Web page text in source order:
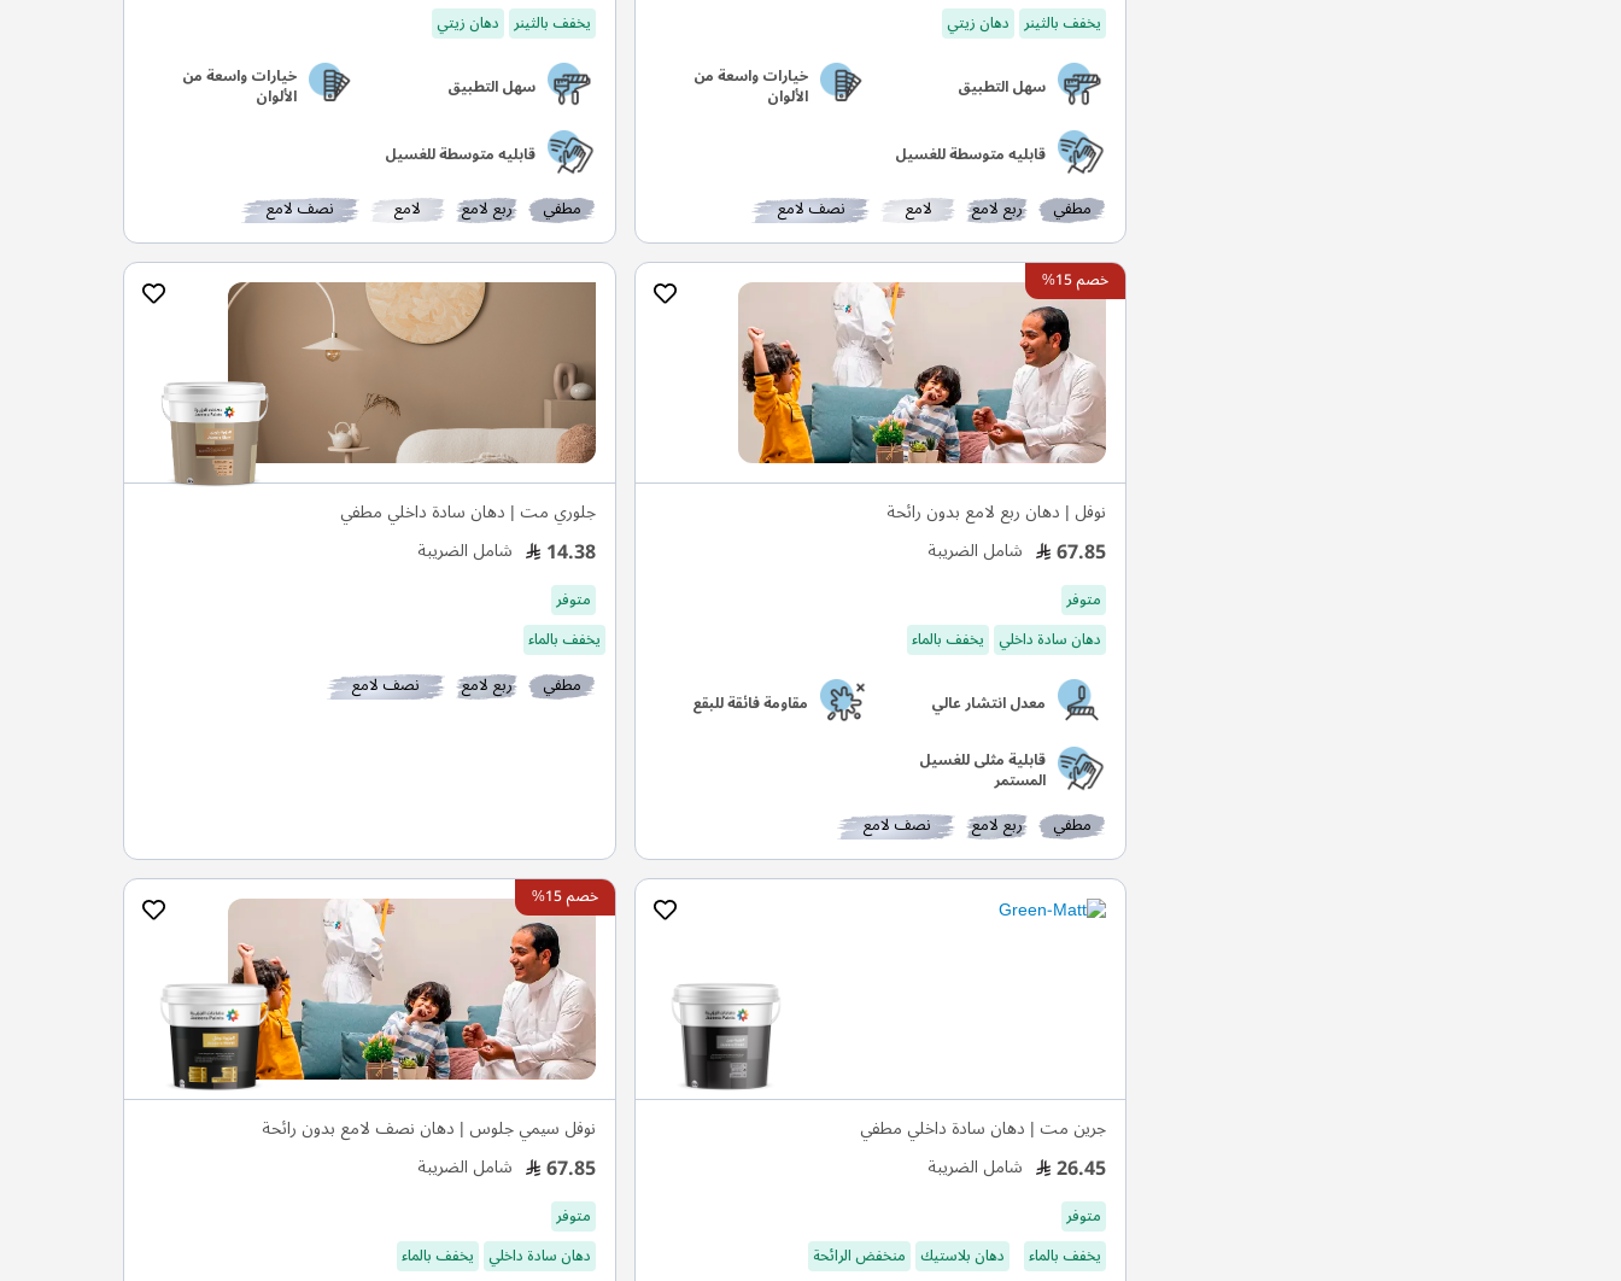
يخفف بالثينر دهان زيتي
سهل التطبيق خيارات واسعة من
الألوان
قابليه متوسطة للغسيل
مطفي ربع لامع لامع نصف لامع
يخفف بالثينر دهان زيتي
سهل التطبيق خيارات واسعة من
الألوان
قابليه متوسطة للغسيل
مطفي ربع لامع لامع نصف لامع
خصم 15%
نوفل | دهان ربع لامع بدون رائحة
67.85 شامل الضريبة
متوفر
دهان سادة داخلي يخفف بالماء
معدل انتشار عالي
مقاومة فائقة للبقع
قابلية مثلى للغسيل
المستمر
مطفي ربع لامع نصف لامع
جلوري مت | دهان سادة داخلي مطفي
14.38 شامل الضريبة
متوفر
يخفف بالماء
مطفي ربع لامع نصف لامع
جرين مت | دهان سادة داخلي مطفي
26.45 شامل الضريبة
متوفر
يخفف بالماء
دهان بلاستيك منخفض الرائحة
خصم 15%
نوفل سيمي جلوس | دهان نصف لامع بدون رائحة
67.85 شامل الضريبة
متوفر
دهان سادة داخلي يخفف بالماء